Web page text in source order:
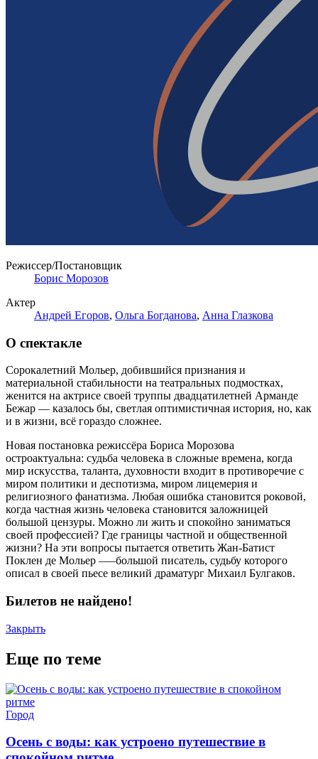
Режиссер/Постановщик
Борис Морозов
Актер
Андрей Егоров, Ольга Богданова, Анна Глазкова
О спектакле
Сорокалетний Мольер, добившийся признания и
материальной стабильности на театральных подмостках,
женится на актрисе своей труппы двадцатилетней Арманде
Бежар — казалось бы, светлая оптимистичная история, но, как
и в жизни, всё гораздо сложнее.
Новая постановка режиссёра Бориса Морозова
остроактуальна: судьба человека в сложные времена, когда
мир искусства, таланта, духовности входит в противоречие с
миром политики и деспотизма, миром лицемерия и
религиозного фанатизма. Любая ошибка становится роковой,
когда частная жизнь человека становится заложницей
большой цензуры. Можно ли жить и спокойно заниматься
своей профессией? Где границы частной и общественной
жизни? На эти вопросы пытается ответить Жан-Батист
Поклен де Мольер –—большой писатель, судьбу которого
описал в своей пьесе великий драматург Михаил Булгаков.
Билетов не найдено!
Закрыть
Еще по теме
Город
Осень с воды: как устроено путешествие в